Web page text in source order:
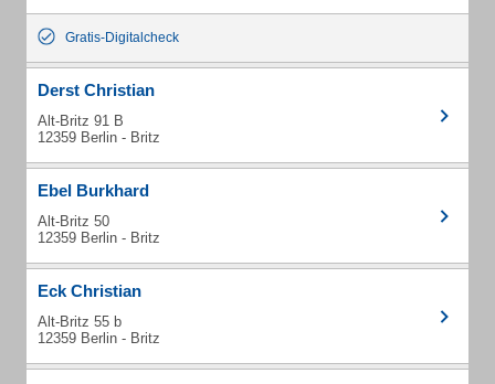
Gratis-Digitalcheck
Derst Christian
Alt-Britz 91 B
12359 Berlin - Britz
Ebel Burkhard
Alt-Britz 50
12359 Berlin - Britz
Eck Christian
Alt-Britz 55 b
12359 Berlin - Britz